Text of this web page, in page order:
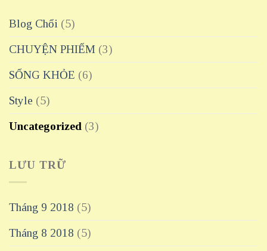
Blog Chổi (5)
CHUYỆN PHIẾM (3)
SỐNG KHỎE (6)
Style (5)
Uncategorized (3)
LƯU TRỮ
Tháng 9 2018 (5)
Tháng 8 2018 (5)